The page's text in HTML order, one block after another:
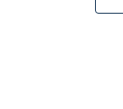
所在地：山形県鶴